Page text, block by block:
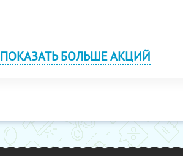
ПОКАЗАТЬ БОЛЬШЕ АКЦИЙ